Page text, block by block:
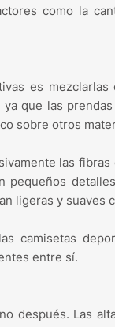
como la
es mezclarlas
que las
sobre otros
las
ligeras y suaves
camisetas
entre sí.
después. Las